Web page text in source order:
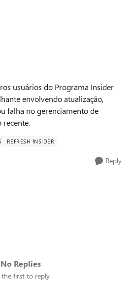
usuários do Programa Insider
envolvendo atualização,
falha no gerenciamento de
recente.
REFRESH INSIDER
Reply
No Replies
the first to reply